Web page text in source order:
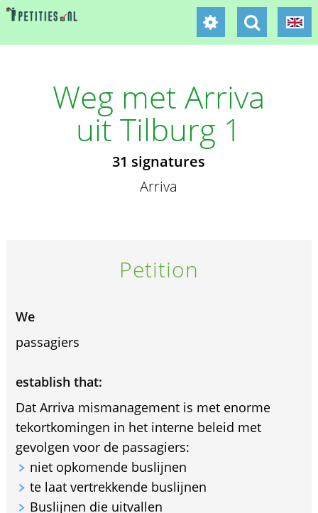
Weg met Arriva
uit Tilburg 1
31 signatures
Arriva
Petition
We
passagiers
establish that:
Dat Arriva mismanagement is met enorme
tekortkomingen in het interne beleid met
gevolgen voor de passagiers:
niet opkomende buslijnen
te laat vertrekkende buslijnen
Buslijnen die uitvallen